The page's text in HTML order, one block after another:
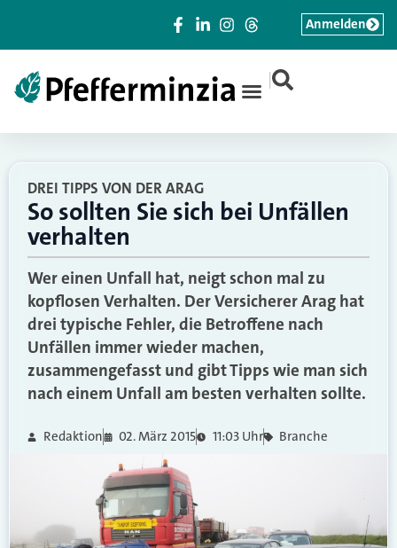
|
Anmelden
DREI TIPPS VON DER ARAG
So sollten Sie sich bei Unfällen
verhalten
Wer einen Unfall hat, neigt schon mal zu
kopflosen Verhalten. Der Versicherer Arag hat
drei typische Fehler, die Betroffene nach
Unfällen immer wieder machen,
zusammengefasst und gibt Tipps wie man sich
nach einem Unfall am besten verhalten sollte.
Redaktion 02. März 2015 11:03 Uhr Branche